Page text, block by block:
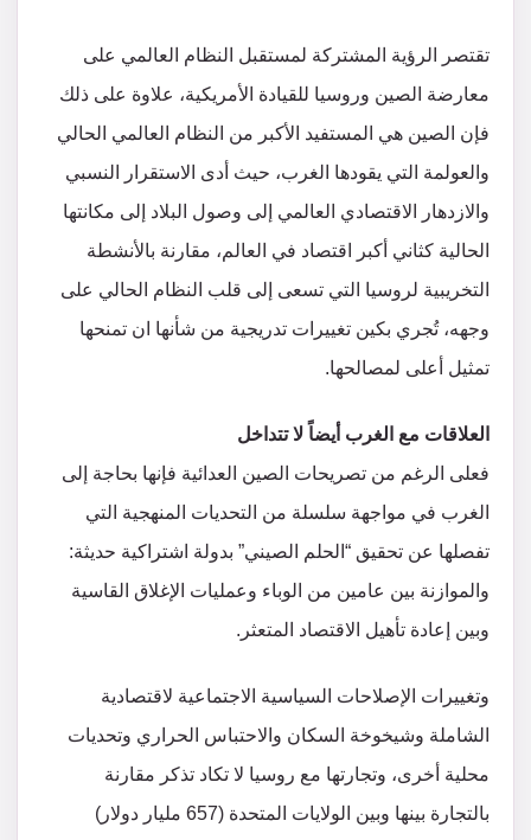
تقتصر الرؤية المشتركة لمستقبل النظام العالمي على
معارضة الصين وروسيا للقيادة الأمريكية، علاوة على ذلك
فإن الصين هي المستفيد الأكبر من النظام العالمي الحالي
والعولمة التي يقودها الغرب، حيث أدى الاستقرار النسبي
والازدهار الاقتصادي العالمي إلى وصول البلاد إلى مكانتها
الحالية كثاني أكبر اقتصاد في العالم، مقارنة بالأنشطة
التخريبية لروسيا التي تسعى إلى قلب النظام الحالي على
وجهه، تُجري بكين تغييرات تدريجية من شأنها ان تمنحها
تمثيل أعلى لمصالحها.
العلاقات مع الغرب أيضاً لا تتداخل
فعلى الرغم من تصريحات الصين العدائية فإنها بحاجة إلى
الغرب في مواجهة سلسلة من التحديات المنهجية التي
تفصلها عن تحقيق “الحلم الصيني” بدولة اشتراكية حديثة:
والموازنة بين عامين من الوباء وعمليات الإغلاق القاسية
وبين إعادة تأهيل الاقتصاد المتعثر.
وتغييرات الإصلاحات السياسية الاجتماعية لاقتصادية
الشاملة وشيخوخة السكان والاحتباس الحراري وتحديات
محلية أخرى، وتجارتها مع روسيا لا تكاد تذكر مقارنة
بالتجارة بينها وبين الولايات المتحدة (657 مليار دولار)